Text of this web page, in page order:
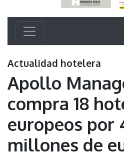
Actualidad hotelera
Apollo
compra 18
europeos por
millones de